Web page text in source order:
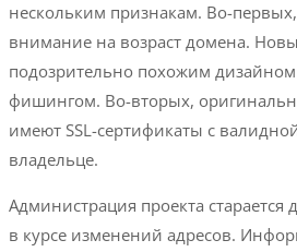
нескольким признакам. Во-первых,
внимание на возраст домена.
подозрительно похожим дизайном
фишингом. Во-вторых,
имеют SSL-сертификаты с
владельце.
Администрация проекта старается
в курсе изменений адресов.